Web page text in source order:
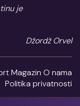
je
Džordž Orvel
Magazin O nama
Politika privatnosti